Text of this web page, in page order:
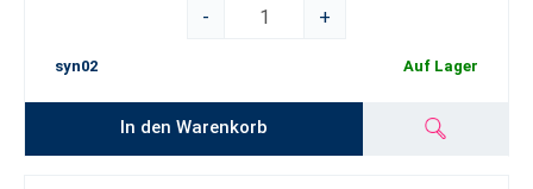
-
+
syn02 Auf Lager
In den Warenkorb